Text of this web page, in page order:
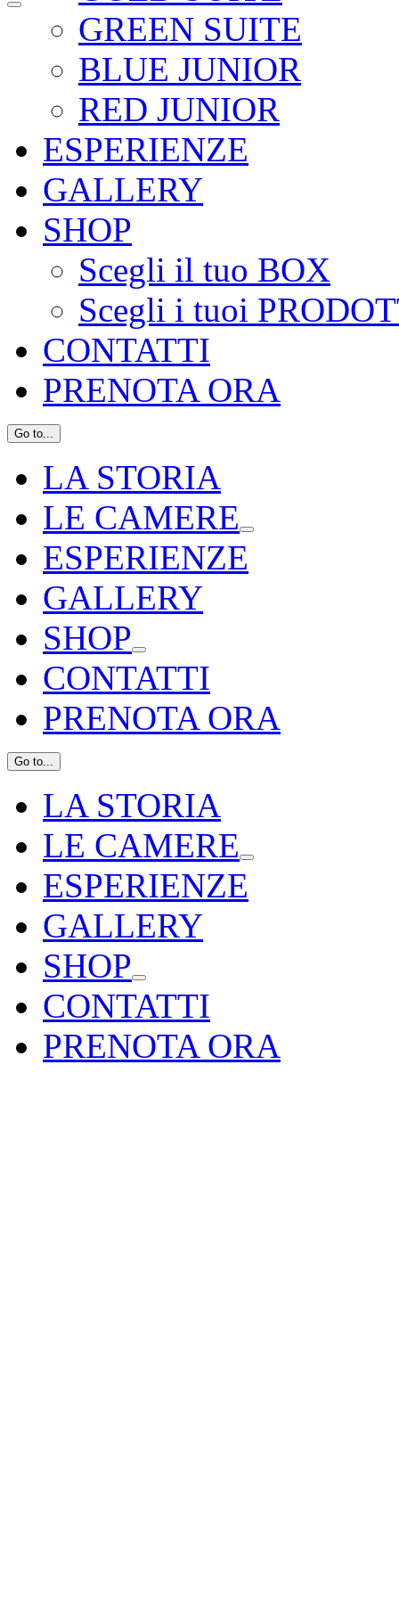
GREEN SUITE
BLUE JUNIOR
RED JUNIOR
ESPERIENZE
GALLERY
SHOP
Scegli il tuo BOX
Scegli i tuoi
CONTATTI
PRENOTA ORA
Go to...
LA STORIA
LE CAMERE
ESPERIENZE
GALLERY
SHOP
CONTATTI
PRENOTA ORA
Go to...
LA STORIA
LE CAMERE
ESPERIENZE
GALLERY
SHOP
CONTATTI
PRENOTA ORA